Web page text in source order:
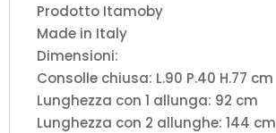
Prodotto Itamoby
Made in Italy
Dimensioni:
Consolle chiusa: L.90 P.40 H.77 cm
Lunghezza con 1 allunga: 92 cm
Lunghezza con 2 allunghe: 144 cm